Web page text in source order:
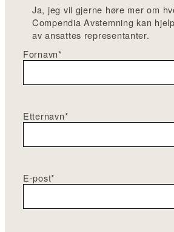
Ja, jeg vil gjerne høre mer om
Compendia Avstemning kan
av ansattes representanter.
Fornavn*
Etternavn*
E-post*